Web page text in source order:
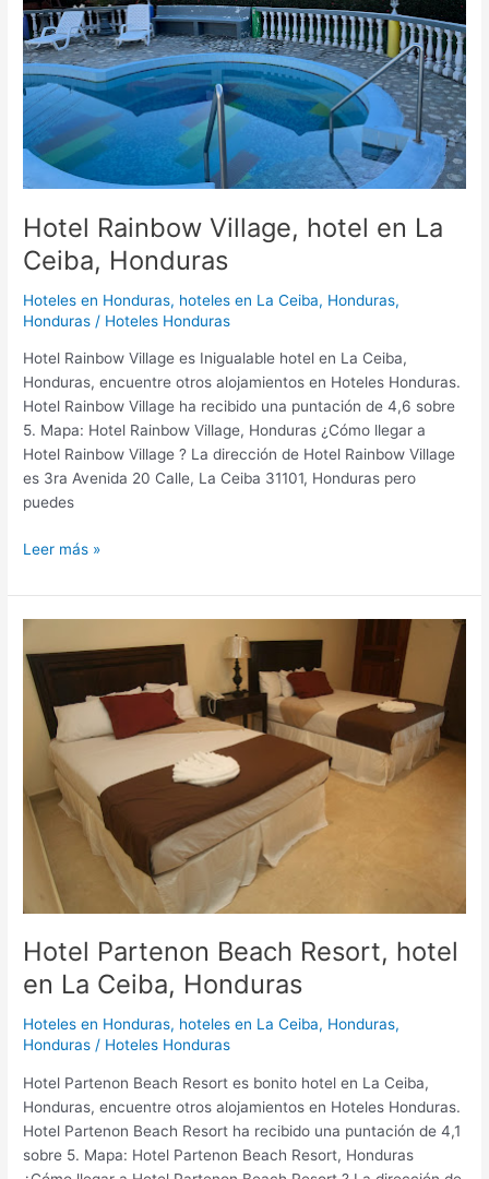
Hotel Rainbow Village, hotel en La
Ceiba, Honduras
Hoteles en Honduras, hoteles en La Ceiba, Honduras,
Honduras / Hoteles Honduras
Hotel Rainbow Village es Inigualable hotel en La Ceiba,
Honduras, encuentre otros alojamientos en Hoteles Honduras.
Hotel Rainbow Village ha recibido una puntación de 4,6 sobre
5. Mapa: Hotel Rainbow Village, Honduras ¿Cómo llegar a
Hotel Rainbow Village ? La dirección de Hotel Rainbow Village
es 3ra Avenida 20 Calle, La Ceiba 31101, Honduras pero
puedes
Ceiba,
Honduras
Leer más »
Hotel Partenon Beach Resort, hotel
en La Ceiba, Honduras
Hoteles en Honduras, hoteles en La Ceiba, Honduras,
Honduras / Hoteles Honduras
Hotel Partenon Beach Resort es bonito hotel en La Ceiba,
Honduras, encuentre otros alojamientos en Hoteles Honduras.
Hotel Partenon Beach Resort ha recibido una puntación de 4,1
sobre 5. Mapa: Hotel Partenon Beach Resort, Honduras
Partenon
Beach
Resort,
hotel
Ceiba,
Honduras